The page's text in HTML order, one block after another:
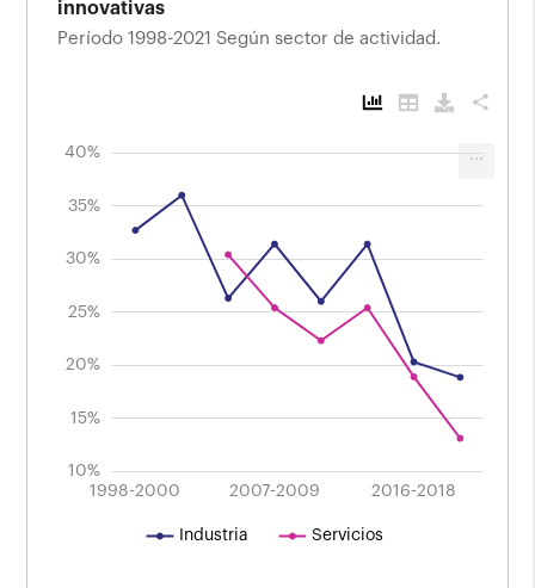
innovativas
Período 1998-2021 Según sector de actividad.
share
Evolución del porcentaje de empresas
Período 1998-2021 Según sector de actividad.
40%
10%
15%
20%
25%
30%
35%
40%
L
1998-2000
2004-2006
2010-2012 2016-2018
2007-2009
Industria Servicios
...